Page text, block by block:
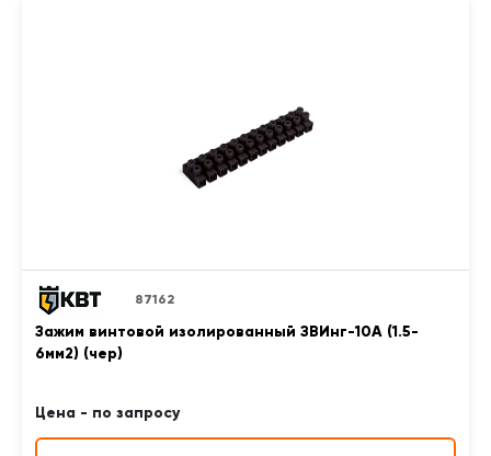
87162
Зажим винтовой изолированный ЗВИнг-10А (1.5-
6мм2) (чер)
Цена - по запросу